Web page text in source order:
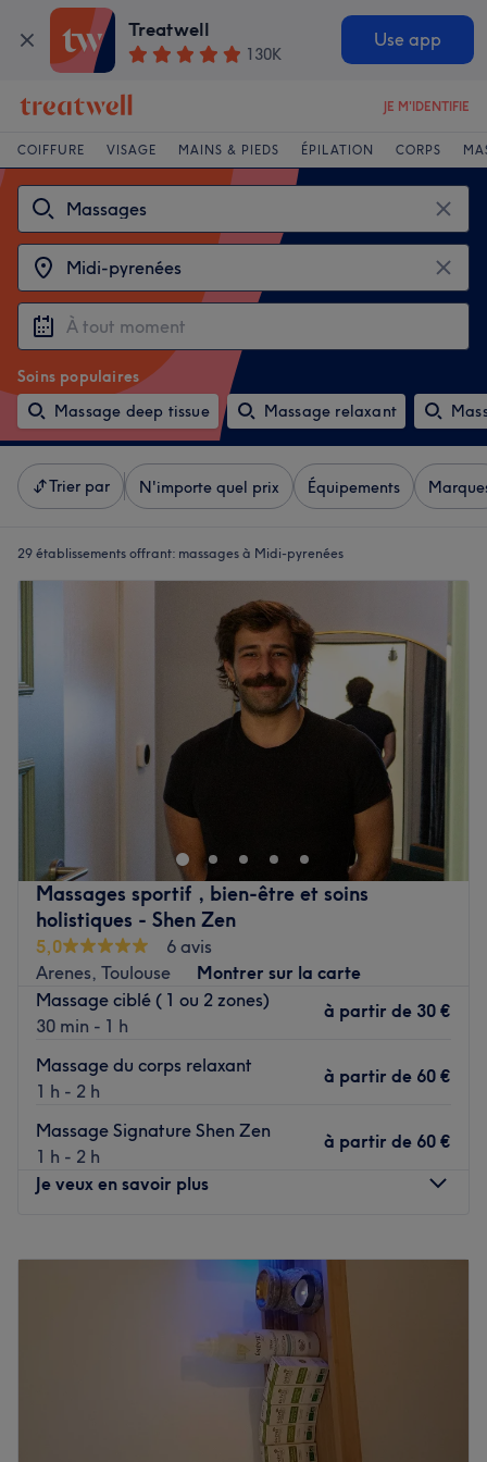
Treatwell
130K
Use app
JE M'IDENTIFIE
COIFFURE VISAGE MAINS & PIEDS ÉPILATION CORPS
Soins populaires
Massage deep tissue
Massage relaxant
Trier par N'importe quel prix Équipements
29 établissements offrant: massages à Midi-pyrenées
Massages sportif , bien-être et soins
holistiques - Shen Zen
5,0
6 avis
Arenes, Toulouse
Montrer sur la carte
Massage ciblé ( 1 ou 2 zones)
30 min - 1 h
à partir de 30 €
Massage du corps relaxant
1 h - 2 h
à partir de 60 €
Massage Signature Shen Zen
1 h - 2 h
à partir de 60 €
Je veux en savoir plus
10:00
10:00
10:00
Massages sportif, bien-être et soins holistiques - Shen